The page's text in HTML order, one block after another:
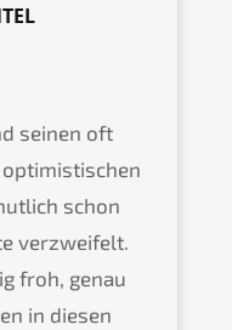
seinen oft
schon
verzwei­felt.
froh, genau
in diesen